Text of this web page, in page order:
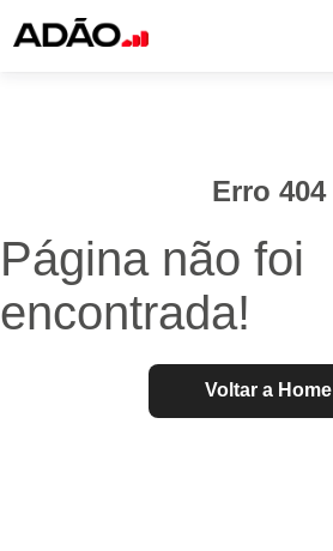
Erro 404
Página não foi
encontrada!
Voltar a Home